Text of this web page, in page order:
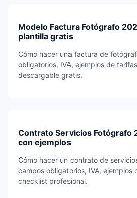
Modelo Factura Fotógrafo
plantilla gratis
Cómo hacer una factura de
obligatorios, IVA, ejemplos de
descargable gratis.
Contrato Servicios Fotógrafo
con ejemplos
Cómo hacer un contrato de
campos obligatorios, IVA,
checklist profesional.